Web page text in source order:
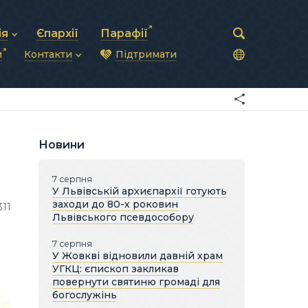
рада
та комунікації
Єпархії Парафії
Контакти
Синоди Єпископів
Патріарша курія
Підтримати
Новини
7 серпня
У Львівській архиєпархії готують
заходи до 80-х роковин
Львівського псевдособору
7 серпня
У Жовкві відновили давній храм
УГКЦ: єпископ закликав
повернути святиню громаді для
богослужінь